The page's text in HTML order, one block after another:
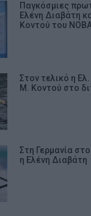
Παγκόσμιες
Ελένη Διαβάτη
Κοντού του
Στον τελικό η
Μ. Κοντού στο
Στη Γερμανία
η Ελένη Διαβάτη